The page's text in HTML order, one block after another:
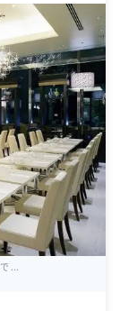
...